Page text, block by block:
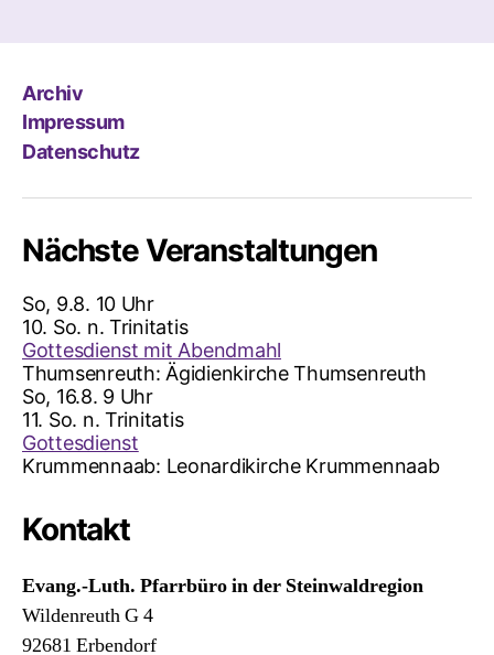
Archiv
Impressum
Datenschutz
Nächste Veranstaltungen
So, 9.8. 10 Uhr
10. So. n. Trinitatis
Gottesdienst mit Abendmahl
Thumsenreuth: Ägidienkirche Thumsenreuth
So, 16.8. 9 Uhr
11. So. n. Trinitatis
Gottesdienst
Krummennaab: Leonardikirche Krummennaab
Kontakt
Evang.-Luth. Pfarrbüro in der Steinwaldregion
Wildenreuth G 4
92681 Erbendorf